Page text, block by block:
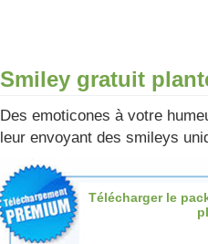
Smiley gratuit
Des emoticones à votre
leur envoyant des smileys
Télécharger le